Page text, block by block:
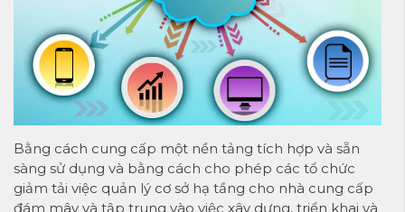
Bằng cách cung cấp một nền tảng tích hợp và sẵn
sàng sử dụng và bằng cách cho phép các tổ chức
giảm tải việc quản lý cơ sở hạ tầng cho nhà cung cấp
đám mây và tập trung vào việc xây dựng, triển khai và